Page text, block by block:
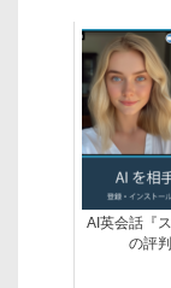
AI英会話『
の評